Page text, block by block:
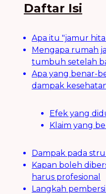
Daftar Isi
Apa itu "jamur
Mengapa rumah
tumbuh setelah
Apa yang benar-
dampak
Efek yang
Klaim yang
Dampak pada
Kapan boleh
harus profesional
Langkah